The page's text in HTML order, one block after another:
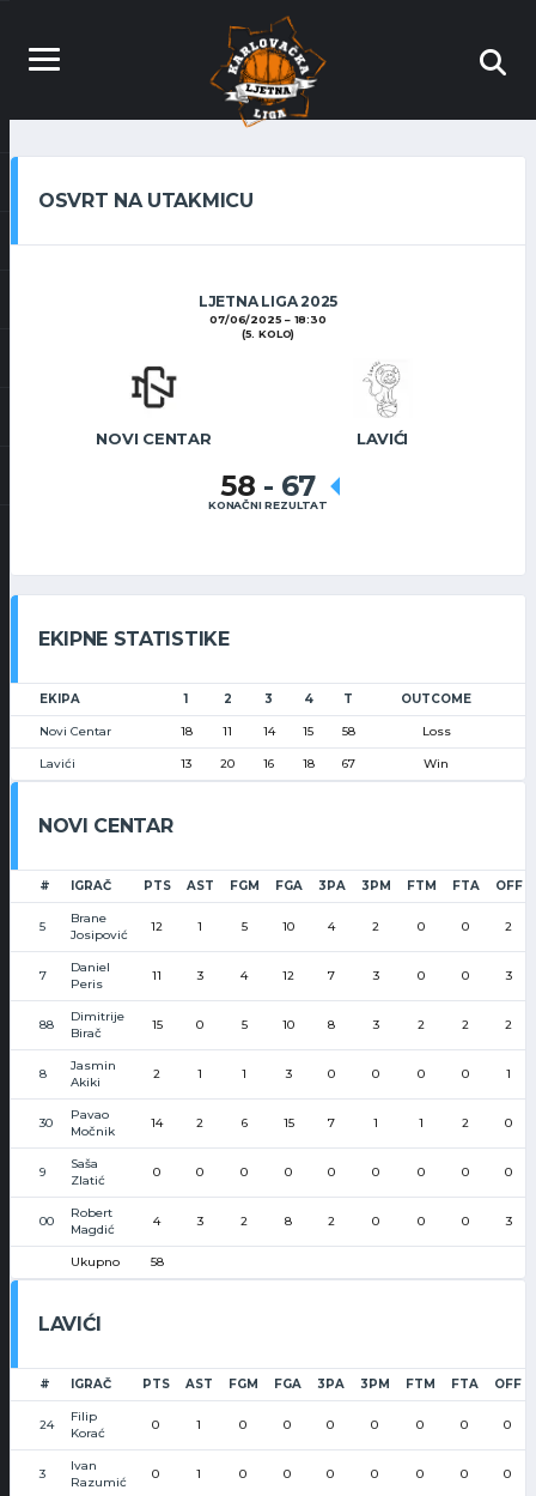
OSVRT NA UTAKMICU
LJETNA LIGA 2025
07/06/2025
18:30
(5. KOLO)
NOVI CENTAR LAVIĆI
58 - 67
KONAČNI REZULTAT
EKIPNE STATISTIKE
EKIPA 1 2 3 4 T OUTCOME
Novi Centar 18 11 14 15 58 Loss
Lavići 13 20 16 18 67 Win
NOVI CENTAR
# IGRAČ PTS AST FGM FGA 3PA 3PM FTM FTA OFF
5
Brane
Josipović
12 1 5 10 4 2 0 0 2
7
Daniel
Peris
11 3 4 12 7 3 0 0 3
88
Dimitrije
Birač
15 0 5 10 8 3 2 2 2
8
Jasmin
Akiki
2 1 1 3 0 0 0 0 1
30
Pavao
Močnik
14 2 6 15 7 1 1 2 0
9
Saša
Zlatić
0 0 0 0 0 0 0 0 0
00
Robert
Magdić
4 3 2 8 2 0 0 0 3
Ukupno 58
LAVIĆI
# IGRAČ PTS AST FGM FGA 3PA 3PM FTM FTA OFF
24
Filip
Korać
0 1 0 0 0 0 0 0 0
3
Ivan
Razumić
0 1 0 0 0 0 0 0 0